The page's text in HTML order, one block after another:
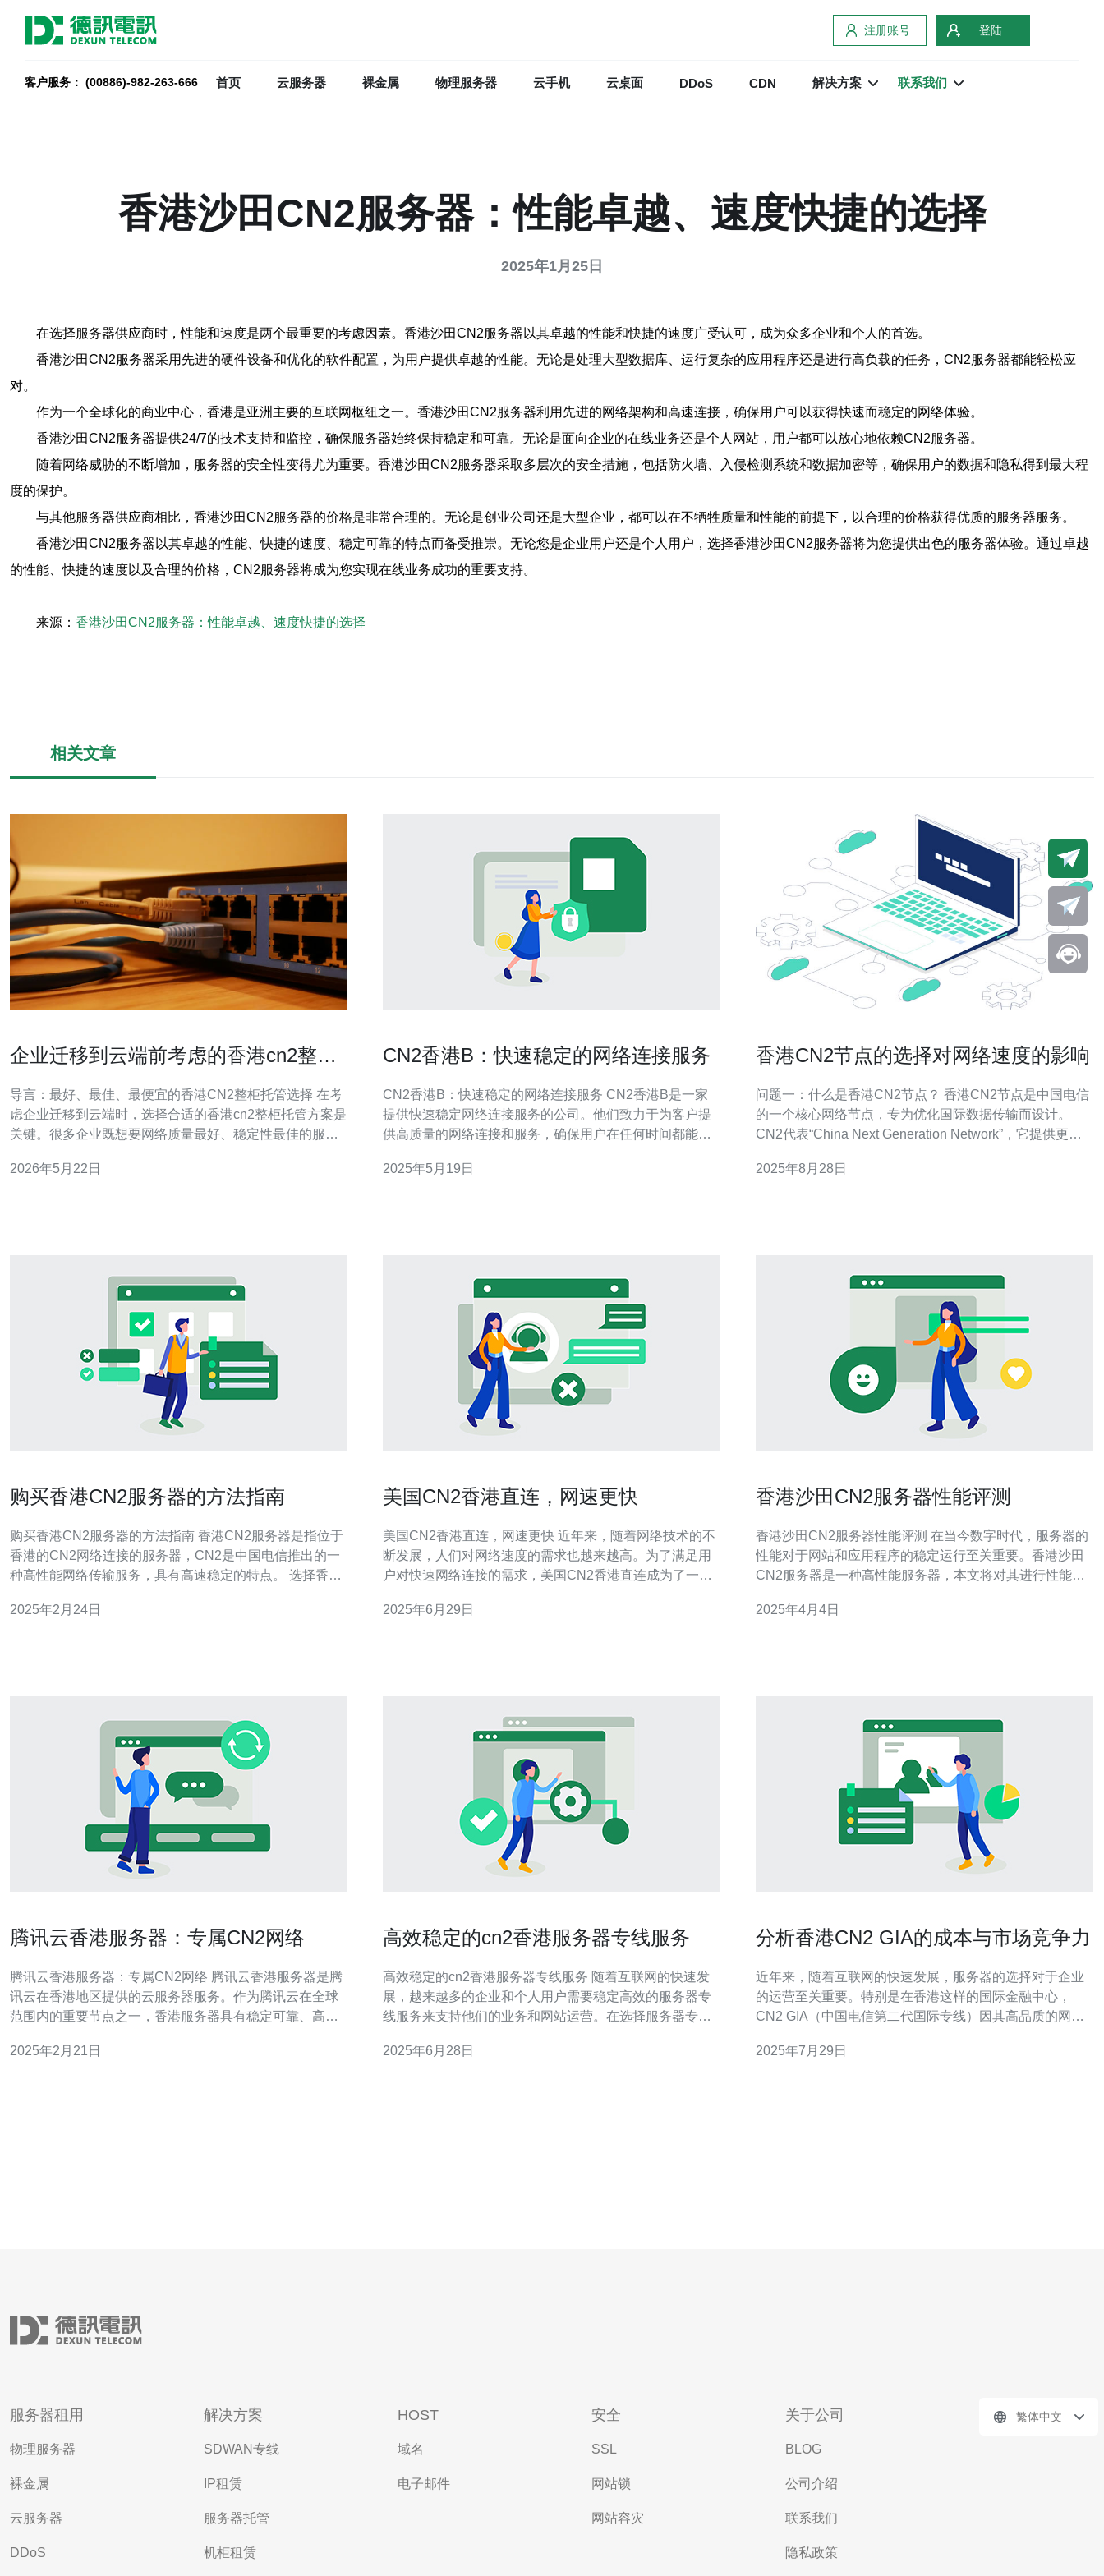
注册账号 登陆
客户服务： (00886)-982-263-666 首页 云服务器 裸金属 物理服务器 云手机 云桌面 DDoS CDN 解决方案 联系我们
香港沙田CN2服务器：性能卓越、速度快捷的选择
2025年1月25日
在选择服务器供应商时，性能和速度是两个最重要的考虑因素。香港沙田CN2服务器以其卓越的性能和快捷的速度广受认可，成为众多企业和个人的首选。
香港沙田CN2服务器采用先进的硬件设备和优化的软件配置，为用户提供卓越的性能。无论是处理大型数据库、运行复杂的应用程序还是进行高负载的任务，CN2服务器都能轻松应
对。
作为一个全球化的商业中心，香港是亚洲主要的互联网枢纽之一。香港沙田CN2服务器利用先进的网络架构和高速连接，确保用户可以获得快速而稳定的网络体验。
香港沙田CN2服务器提供24/7的技术支持和监控，确保服务器始终保持稳定和可靠。无论是面向企业的在线业务还是个人网站，用户都可以放心地依赖CN2服务器。
随着网络威胁的不断增加，服务器的安全性变得尤为重要。香港沙田CN2服务器采取多层次的安全措施，包括防火墙、入侵检测系统和数据加密等，确保用户的数据和隐私得到最大程
度的保护。
与其他服务器供应商相比，香港沙田CN2服务器的价格是非常合理的。无论是创业公司还是大型企业，都可以在不牺牲质量和性能的前提下，以合理的价格获得优质的服务器服务。
香港沙田CN2服务器以其卓越的性能、快捷的速度、稳定可靠的特点而备受推崇。无论您是企业用户还是个人用户，选择香港沙田CN2服务器将为您提供出色的服务器体验。通过卓越
的性能、快捷的速度以及合理的价格，CN2服务器将成为您实现在线业务成功的重要支持。
来源： 香港沙田CN2服务器：性能卓越、速度快捷的选择
相关文章
企业迁移到云端前考虑的香港cn2整柜
导言：最好、最佳、最便宜的香港CN2整柜托管选择 在考
虑企业迁移到云端时，选择合适的香港cn2整柜托管方案是
关键。很多企业既想要网络质量最好、稳定性最佳的服
发，详细评测CN2网络优势、机房设施、电力与散热、安
2026年5月22日
CN2香港B：快速稳定的网络连接服务
CN2香港B：快速稳定的网络连接服务 CN2香港B是一家
提供快速稳定网络连接服务的公司。他们致力于为客户提
供高质量的网络连接和服务，确保用户在任何时间都能享
以下几个优势： 高速稳定：他们采用先进的网络技术，保
2025年5月19日
香港CN2节点的选择对网络速度的影响
问题一：什么是香港CN2节点？ 香港CN2节点是中国电信
的一个核心网络节点，专为优化国际数据传输而设计。
CN2代表“China Next Generation Network”，它提供更低
用户和企业。由于其优越的性能，香港CN2节点已成为许
2025年8月28日
购买香港CN2服务器的方法指南
购买香港CN2服务器的方法指南 香港CN2服务器是指位于
香港的CN2网络连接的服务器，CN2是中国电信推出的一
种高性能网络传输服务，具有高速稳定的特点。 选择香港
提供更好的用户体验。 较低的延迟，适合进行实时数据传
2025年2月24日
美国CN2香港直连，网速更快
美国CN2香港直连，网速更快 近年来，随着网络技术的不
断发展，人们对网络速度的需求也越来越高。为了满足用
户对快速网络连接的需求，美国CN2香港直连成为了一个
快的网络速度和更稳定的连接，极大地提升了网络体验。
2025年6月29日
香港沙田CN2服务器性能评测
香港沙田CN2服务器性能评测 在当今数字时代，服务器的
性能对于网站和应用程序的稳定运行至关重要。香港沙田
CN2服务器是一种高性能服务器，本文将对其进行性能评
用最新的硬件设备，并配备了高速的网络连接。其配置包
2025年4月4日
腾讯云香港服务器：专属CN2网络
腾讯云香港服务器：专属CN2网络 腾讯云香港服务器是腾
讯云在香港地区提供的云服务器服务。作为腾讯云在全球
范围内的重要节点之一，香港服务器具有稳定可靠、高性
络，这是腾讯云与中国电信合作推出的网络方案。相比传
2025年2月21日
高效稳定的cn2香港服务器专线服务
高效稳定的cn2香港服务器专线服务 随着互联网的快速发
展，越来越多的企业和个人用户需要稳定高效的服务器专
线服务来支持他们的业务和网站运营。在选择服务器专线
因为它提供了高速稳定的网络连接和优质的服务质量。
2025年6月28日
分析香港CN2 GIA的成本与市场竞争力
近年来，随着互联网的快速发展，服务器的选择对于企业
的运营至关重要。特别是在香港这样的国际金融中心，
CN2 GIA（中国电信第二代国际专线）因其高品质的网络
市场竞争力，帮助企业做出更明智的选择。 首先，我们来
2025年7月29日
服务器租用
物理服务器
裸金属
云服务器
DDoS
解决方案
SDWAN专线
IP租赁
服务器托管
机柜租赁
HOST
域名
电子邮件
安全
SSL
网站锁
网站容灾
关于公司
BLOG
公司介绍
联系我们
隐私政策
繁体中文